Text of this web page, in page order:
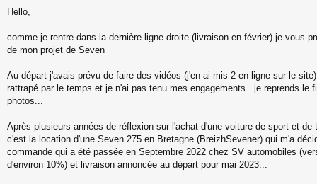
s
a
g
Hello,
comme je rentre dans la dernière ligne droite (livraison en février) je vous
de mon projet de Seven
Au départ j'avais prévu de faire des vidéos (j'en ai mis 2 en ligne sur le
rattrapé par le temps et je n'ai pas tenu mes engagements...je reprends le
photos...
Après plusieurs années de réflexion sur l'achat d'une voiture de sport et de
c'est la location d'une Seven 275 en Bretagne (BreizhSevener) qui m'a
commande qui a été passée en Septembre 2022 chez SV automobiles
d'environ 10%) et livraison annoncée au départ pour mai 2023...